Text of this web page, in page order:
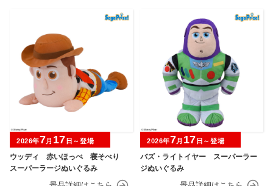
ウッディ 赤いほっぺ 寝そべり
スーパーラージぬいぐるみ
2026年7月 17 日～登場
バズ・ライトイヤー スーパーラー
ジぬいぐるみ
2026年7月 17 日～登場